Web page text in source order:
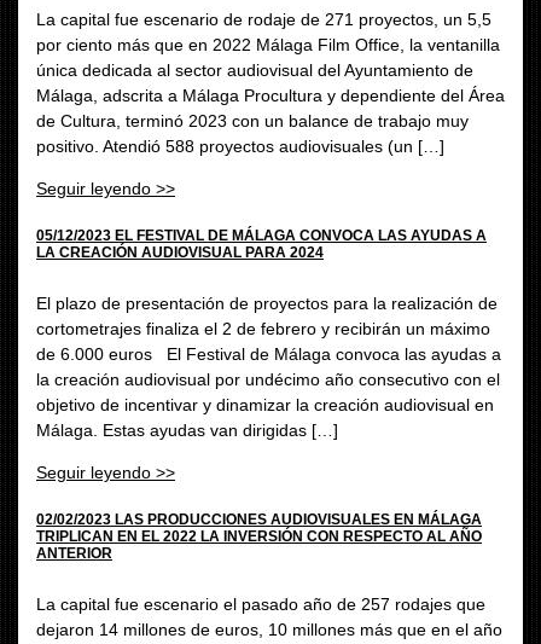
La capital fue escenario de rodaje de 271 proyectos, un 5,5
por ciento más que en 2022 Málaga Film Office, la ventanilla
única dedicada al sector audiovisual del Ayuntamiento de
Málaga, adscrita a Málaga Procultura y dependiente del Área
de Cultura, terminó 2023 con un balance de trabajo muy
positivo. Atendió 588 proyectos audiovisuales (un […]
Seguir leyendo >>
05/12/2023 EL FESTIVAL DE MÁLAGA CONVOCA LAS AYUDAS A
LA CREACIÓN AUDIOVISUAL PARA 2024
El plazo de presentación de proyectos para la realización de
cortometrajes finaliza el 2 de febrero y recibirán un máximo
de 6.000 euros El Festival de Málaga convoca las ayudas a
la creación audiovisual por undécimo año consecutivo con el
objetivo de incentivar y dinamizar la creación audiovisual en
Málaga. Estas ayudas van dirigidas […]
Seguir leyendo >>
02/02/2023 LAS PRODUCCIONES AUDIOVISUALES EN MÁLAGA
TRIPLICAN EN EL 2022 LA INVERSIÓN CON RESPECTO AL AÑO
ANTERIOR
La capital fue escenario el pasado año de 257 rodajes que
dejaron 14 millones de euros, 10 millones más que en el año